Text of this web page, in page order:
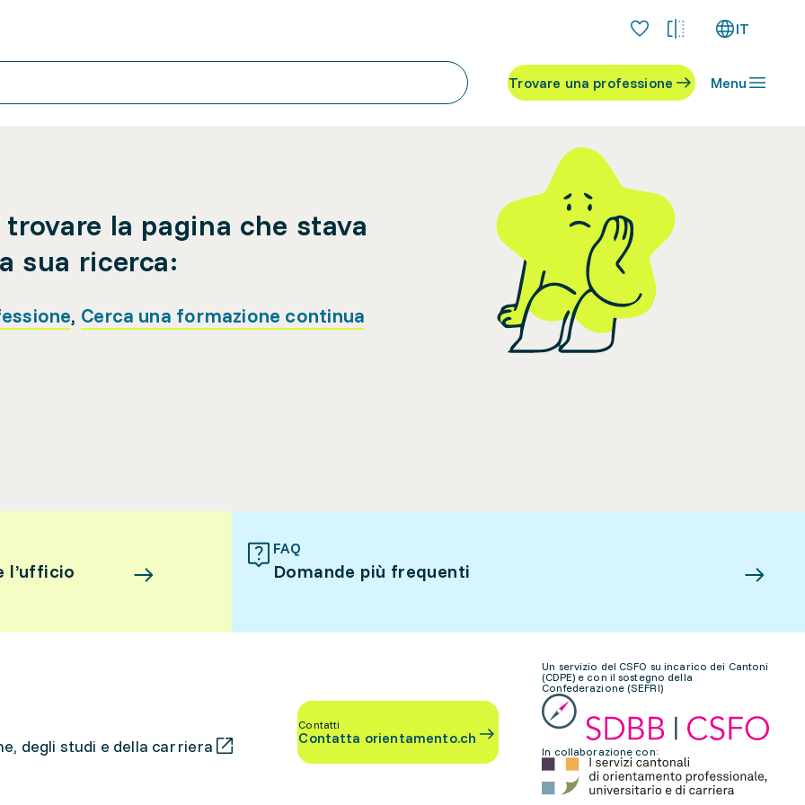
IT
Trovare una professione Menu
la pagina che stava
sua ricerca:
, Cerca una formazione continua
l’ufficio
FAQ
Domande più frequenti
degli studi e della carriera
Contatti
Contatta orientamento.ch
Un servizio del CSFO su incarico dei Cantoni
(CDPE) e con il sostegno della
Confederazione (SEFRI)
In collaborazione con: